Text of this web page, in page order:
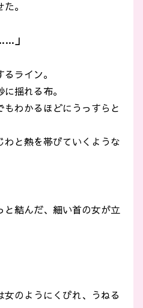
。
」
ライン。
揺れる布。
わかるほどにうっすらと
と熱を帯びていくような
結んだ、細い首の女が立
のようにくびれ、うねる